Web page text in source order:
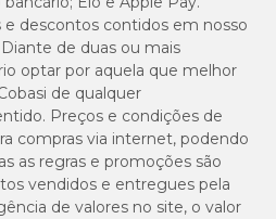
e descontos contidos em nosso
de duas ou mais
optar por aquela que melhor
de qualquer
Preços e condições de
compras via internet, podendo
as regras e promoções são
vendidos e entregues pela
de valores no site, o valor